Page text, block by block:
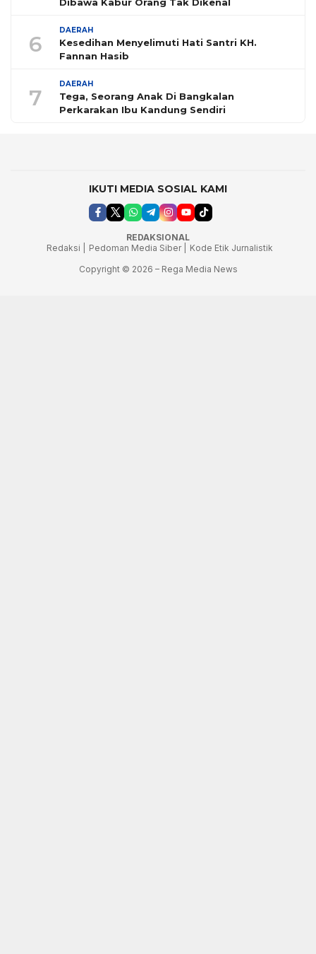
6
DAERAH
Kesedihan Menyelimuti Hati Santri KH.
Fannan Hasib
7
DAERAH
Tega, Seorang Anak Di Bangkalan
Perkarakan Ibu Kandung Sendiri
IKUTI MEDIA SOSIAL KAMI
REDAKSIONAL
Redaksi |
Pedoman Media Siber |
Kode Etik Jurnalistik
Copyright © 2026 – Rega Media News